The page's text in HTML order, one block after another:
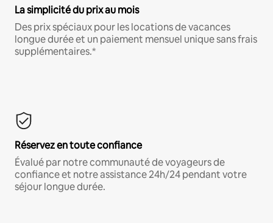
La simplicité du prix au mois
Des prix spéciaux pour les locations de vacances
longue durée et un paiement mensuel unique sans frais
supplémentaires.*
Réservez en toute confiance
Évalué par notre communauté de voyageurs de
confiance et notre assistance 24h/24 pendant votre
séjour longue durée.